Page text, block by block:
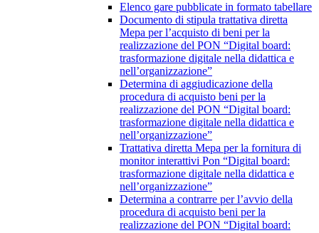
Elenco gare pubblicate in formato tabellare
Documento di stipula trattativa diretta
Mepa per l’acquisto di beni per la
realizzazione del PON “Digital board:
trasformazione digitale nella didattica e
nell’organizzazione”
Determina di aggiudicazione della
procedura di acquisto beni per la
realizzazione del PON “Digital board:
trasformazione digitale nella didattica e
nell’organizzazione”
Trattativa diretta Mepa per la fornitura di
monitor interattivi Pon “Digital board:
trasformazione digitale nella didattica e
nell’organizzazione”
Determina a contrarre per l’avvio della
procedura di acquisto beni per la
realizzazione del PON “Digital board: